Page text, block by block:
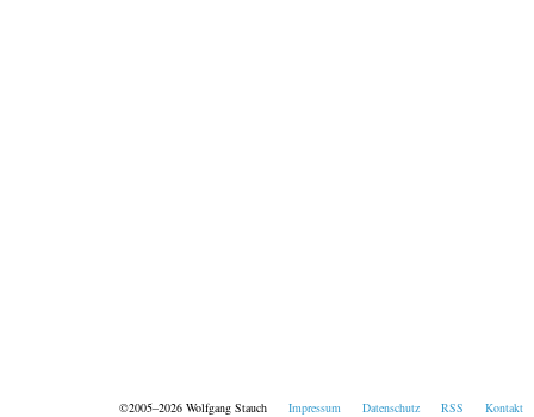
©2005–2026 Wolfgang Stauch Impressum Datenschutz RSS Kontakt